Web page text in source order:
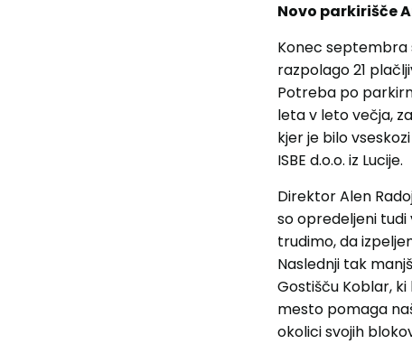
Novo parkirišče
Konec septembra
razpolago 21
Potreba po
leta v leto večja,
kjer je bilo
ISBE d.o.o. iz Lucije.
Direktor Alen
so opredeljeni tudi
trudimo, da
Naslednji tak
Gostišču Koblar,
mesto pomaga
okolici svojih